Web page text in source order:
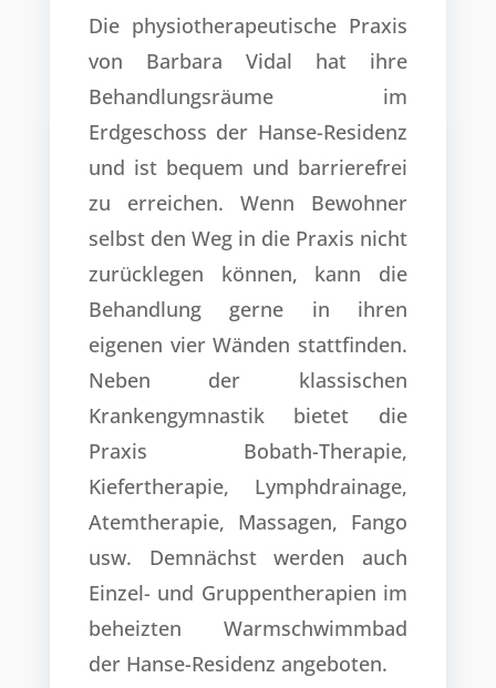
Die physiotherapeutische Praxis
von Barbara Vidal hat ihre
Behandlungsräume im
Erdgeschoss der Hanse-Residenz
und ist bequem und barrierefrei
zu erreichen. Wenn Bewohner
selbst den Weg in die Praxis nicht
zurücklegen können, kann die
Behandlung gerne in ihren
eigenen vier Wänden stattfinden.
Neben der klassischen
Krankengymnastik bietet die
Praxis Bobath-Therapie,
Kiefertherapie, Lymphdrainage,
Atemtherapie, Massagen, Fango
usw. Demnächst werden auch
Einzel- und Gruppentherapien im
beheizten Warmschwimmbad
der Hanse-Residenz angeboten.